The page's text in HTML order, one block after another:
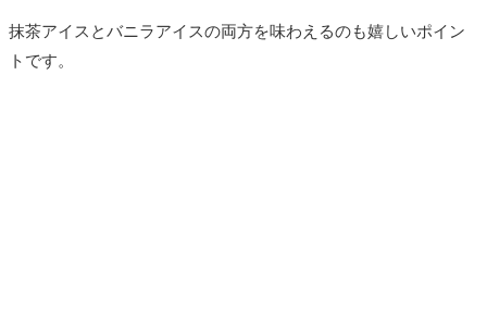
抹茶アイスとバニラアイスの両方を味わえるのも嬉しいポイン
トです。